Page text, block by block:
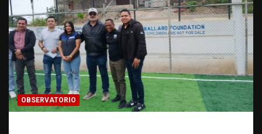
OBSERVATORIO